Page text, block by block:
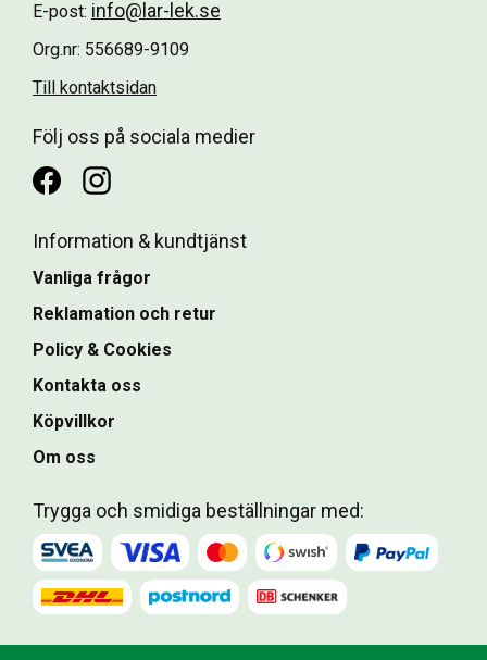
E-post: info@lar-lek.se
Org.nr: 556689-9109
Till kontaktsidan
Följ oss på sociala medier
Information & kundtjänst
Vanliga frågor
Reklamation och retur
Policy & Cookies
Kontakta oss
Köpvillkor
Om oss
Trygga och smidiga beställningar med: